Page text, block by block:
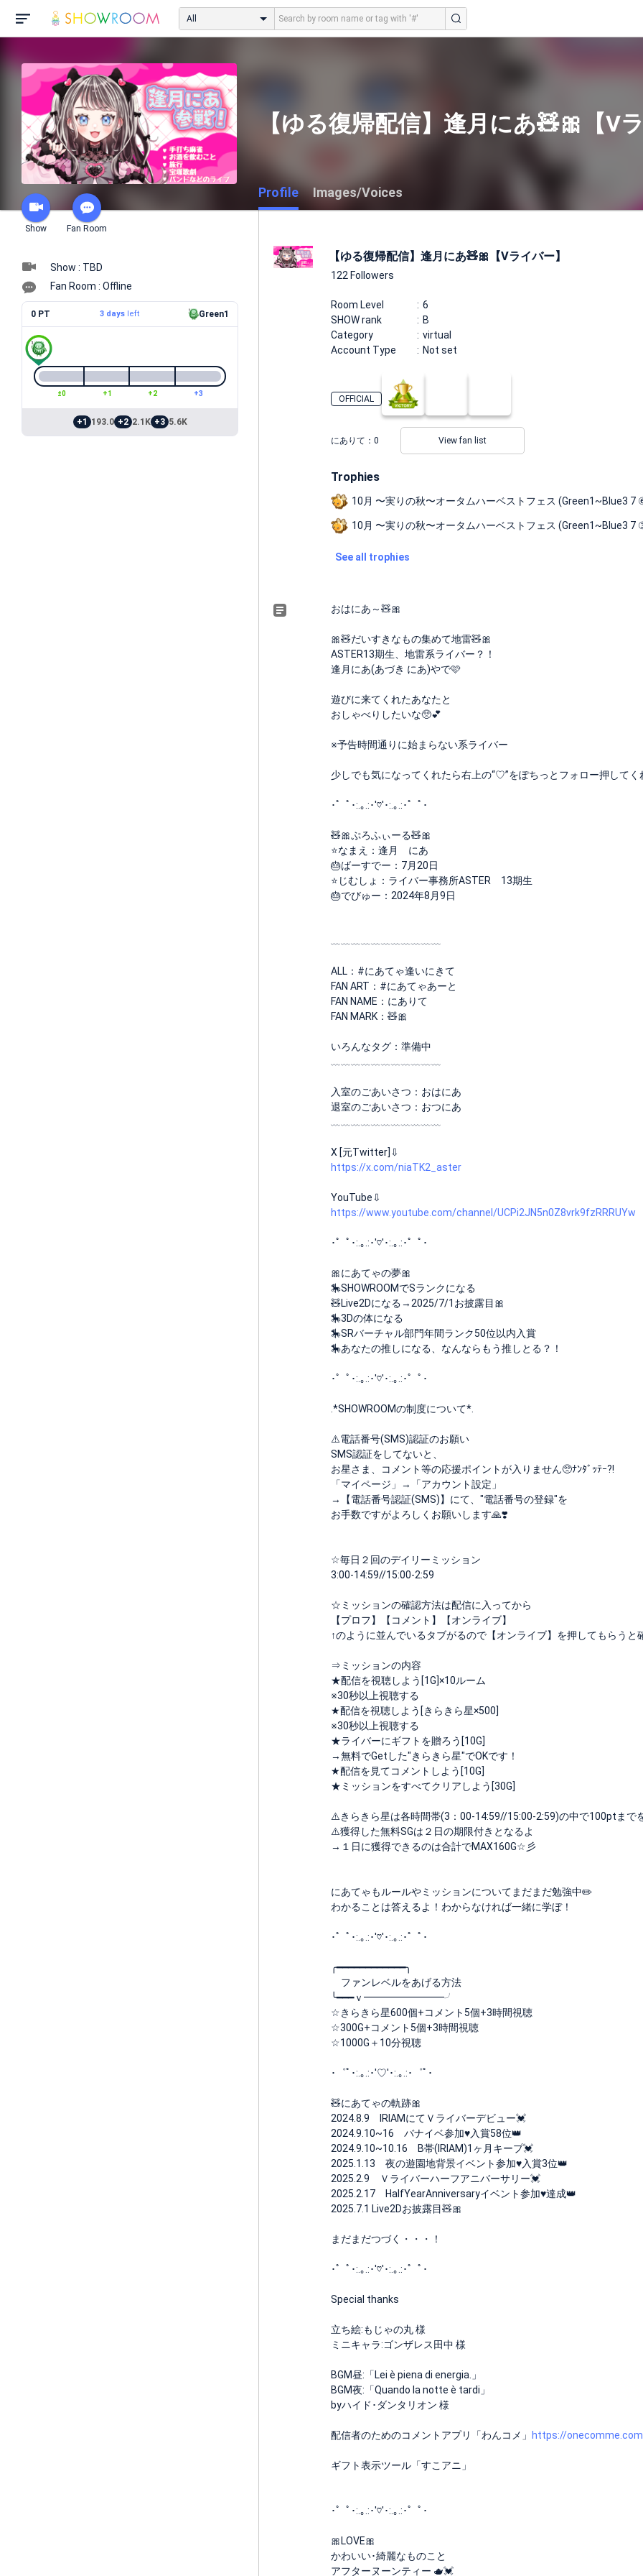
All
Show Fan Room
【ゆる復帰配信】逢月にあ🧸🎀【V
Profile Images/Voices
Show : TBD
Fan Room : Offline
0 PT 3 daysleft Green1
±0 +1 +2 +3
+1 193.0 +2 2.1K +3 5.6K
【ゆる復帰配信】逢月にあ🧸🎀【Vライバー】
122 Followers
Room Level
6
SHOW rank
B
Category
virtual
Account Type
Not set
OFFICIAL
にありて： 0 View fan list
Trophies
10月 〜実りの秋〜オータムハーベストフェス (Green1~Blue3 7
10月 〜実りの秋〜オータムハーベストフェス (Green1~Blue3 7
See all trophies
おはにあ～🧸🎀
🎀🧸だいすきなもの集めて地雷🧸🎀
ASTER13期生、地雷系ライバー？！
逢月にあ(あづき にあ)やで🩷
遊びに来てくれたあなたと
おしゃべりしたいな🥺💕
※予告時間通りに始まらない系ライバー
少しでも気になってくれたら右上の“♡”をぽちっとフォロー押して
･゜ﾟ･:.｡.:･'♡'･:.｡.:･゜ﾟ･
🧸🎀ぷろふぃーる🧸🎀
⭐なまえ：逢月 にあ
🎂ばーすでー：7月20日
⭐じむしょ：ライバー事務所ASTER 13期生
🎂でびゅー：2024年8月9日
﹏﹏﹏﹏﹏﹏﹏﹏﹏﹏﹏
ALL：#にあてゃ逢いにきて
FAN ART：#にあてゃあーと
FAN NAME：にありて
FAN MARK：🧸🎀
いろんなタグ：準備中
﹏﹏﹏﹏﹏﹏﹏﹏﹏﹏﹏
入室のごあいさつ：おはにあ
退室のごあいさつ：おつにあ
﹏﹏﹏﹏﹏﹏﹏﹏﹏﹏﹏
X [元Twitter]⇩
https://x.com/niaTK2_aster
YouTube⇩
https://www.youtube.com/channel/UCPi2JN5n0Z8vrk9fzRRRUYw
･゜ﾟ･:.｡.:･'♡'･:.｡.:･゜ﾟ･
🎀にあてゃの夢🎀
🎠SHOWROOMでSランクになる
🧸Live2Dになる→2025/7/1お披露目🎀
🎠3Dの体になる
🎠SRバーチャル部門年間ランク50位以内入賞
🎠あなたの推しになる、なんならもう推しとる？！
･゜ﾟ･:.｡.:･'♡'･:.｡.:･゜ﾟ･
.*SHOWROOMの制度について*.
⚠️電話番号(SMS)認証のお願い
SMS認証をしてないと、
お星さま、コメント等の応援ポイントが入りません🥺ﾅﾝﾀﾞｯﾃｰ?!
「マイページ」→「アカウント設定」
→【電話番号認証(SMS)】にて、"電話番号の登録"を
お手数ですがよろしくお願いします🙏❣️
☆毎日２回のデイリーミッション
3:00-14:59//15:00-2:59
☆ミッションの確認方法は配信に入ってから
【プロフ】【コメント】【オンライブ】
↑のように並んでいるタブがるので【オンライブ】を押してもらうと
⇒ミッションの内容
★配信を視聴しよう[1G]×10ルーム
※30秒以上視聴する
★配信を視聴しよう[きらきら星×500]
※30秒以上視聴する
★ライバーにギフトを贈ろう[10G]
→無料でGetした"きらきら星"でOKです！
★配信を見てコメントしよう[10G]
★ミッションをすべてクリアしよう[30G]
⚠️きらきら星は各時間帯(3：00-14:59//15:00-2:59)の中で100ptまで
⚠️獲得した無料SGは２日の期限付きとなるよ
→１日に獲得できるのは合計でMAX160G☆彡
にあてゃもルールやミッションについてまだまだ勉強中✏️
わかることは答えるよ！わからなければ一緒に学ぼ！
･゜ﾟ･:.｡.:･'♡'･:.｡.:･゜ﾟ･
╭━━━━━━━━━━━━╮
ファンレベルをあげる方法
╰━━━ｖ━━━━━━━━╯
☆きらきら星600個+コメント5個+3時間視聴
☆300G+コメント5個+3時間視聴
☆1000G＋10分視聴
･゜ﾟ･:.｡.:･'♡'･:.｡.:･゜ﾟ･
🧸にあてゃの軌跡🎀
2024.8.9 IRIAMにてＶライバーデビュー💓
2024.9.10~16 バナイベ参加♥入賞58位👑
2024.9.10~10.16 B帯(IRIAM)1ヶ月キープ💓
2025.1.13 夜の遊園地背景イベント参加♥入賞3位👑
2025.2.9 Ｖライバーハーフアニバーサリー💓
2025.2.17 HalfYearAnniversaryイベント参加♥達成👑
2025.7.1 Live2Dお披露目🧸🎀
まだまだつづく・・・！
･゜ﾟ･:.｡.:･'♡'･:.｡.:･゜ﾟ･
Special thanks
立ち絵:もじゃの丸 様
ミニキャラ:ゴンザレス田中 様
BGM昼:「Lei è piena di energia.」
BGM夜:「Quando la notte è tardi」
byハイド･ダンタリオン 様
配信者のためのコメントアプリ「わんコメ」 https://onecomme.com
ギフト表示ツール「すこアニ」
･゜ﾟ･:.｡.:･'♡'･:.｡.:･゜ﾟ･
🎀LOVE🎀
かわいい･綺麗なものこと
アフターヌーンティー 🫖💓